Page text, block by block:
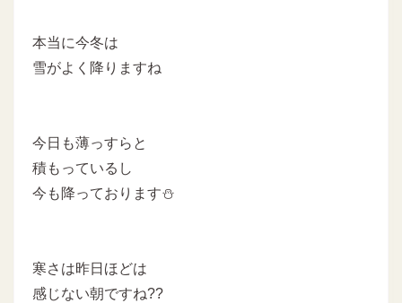
本当に今冬は
雪がよく降りますね
今日も薄っすらと
積もっているし
今も降っております⛄
寒さは昨日ほどは
感じない朝ですね??